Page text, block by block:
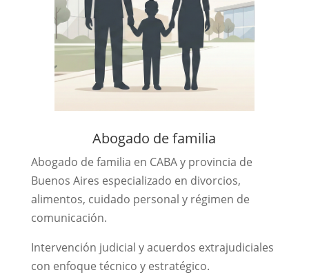
Abogado de familia
Abogado de familia en CABA y provincia de
Buenos Aires especializado en divorcios,
alimentos, cuidado personal y régimen de
comunicación.
Intervención judicial y acuerdos extrajudiciales
con enfoque técnico y estratégico.